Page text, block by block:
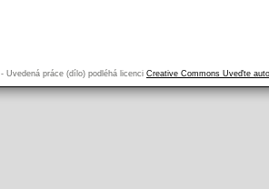
- Uvedená práce (dílo) podléhá licenci Creative Commons Uveďte